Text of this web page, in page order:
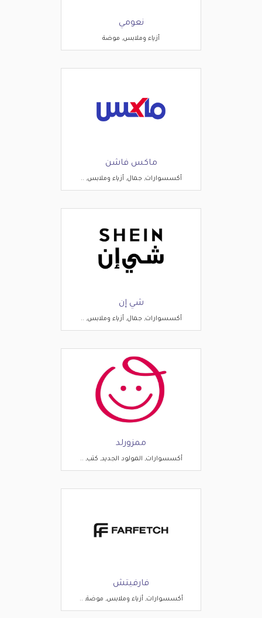
نعومي
أزياء وملابس, موضة
ماكس فاشن
أكسسوارات, جمال, أزياء وملابس, ..
شي إن
أكسسوارات, جمال, أزياء وملابس, ..
ممزورلد
أكسسوارات, المولود الجديد, كتب, ..
فارفيتش
أكسسوارات, أزياء وملابس, موضة, ..